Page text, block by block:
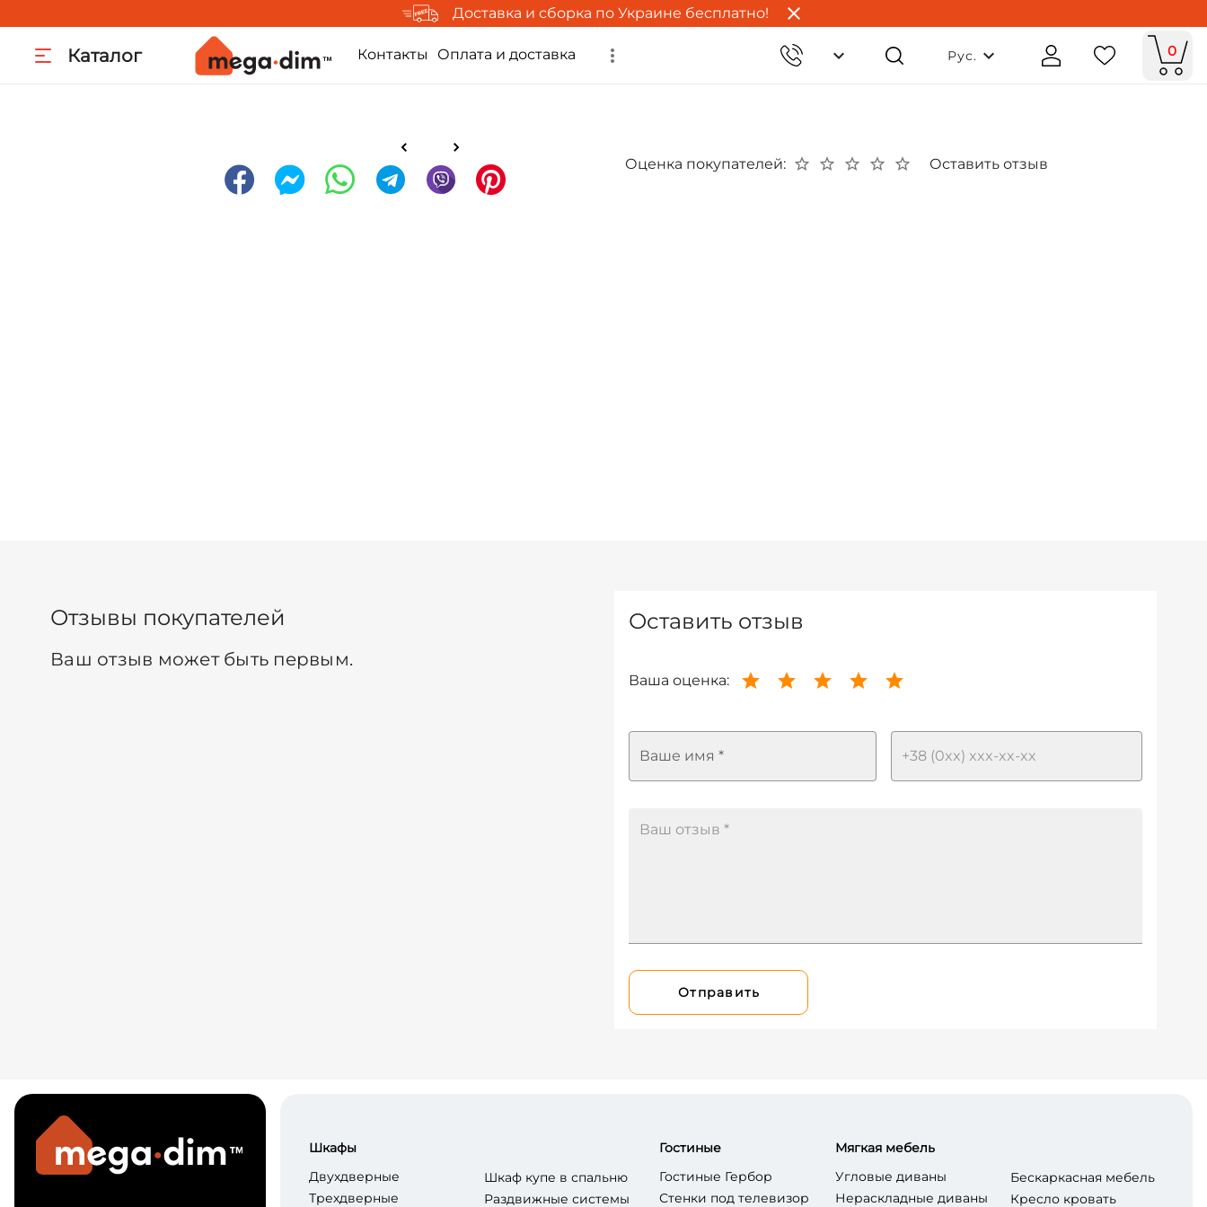
Доставка и сборка по Украине бесплатно!
Каталог Контакты Оплата и доставка Рус. 0
Оценка покупателей: Оставить отзыв
Отзывы покупателей
Ваш отзыв может быть первым.
Оставить отзыв
Ваша оценка:
Ваше имя *
Отправить
Шкафы
Двухдверные
Трехдверные
Шкаф купе в спальню
Раздвижные системы
Гостиные
Гостиные Гербор
Стенки под телевизор
Мягкая мебель
Угловые диваны
Нераскладные диваны
Бескаркасная мебель
Кресло кровать